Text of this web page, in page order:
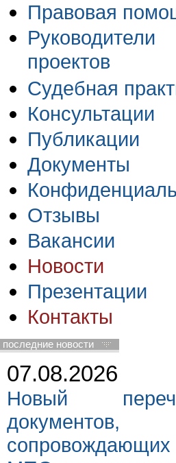
Правовая
Руководители
проектов
Судебная
Консультации
Публикации
Документы
Отзывы
Вакансии
Новости
Презентации
Контакты
последние новости
07.08.2026
Новый
документов,
сопровождающих